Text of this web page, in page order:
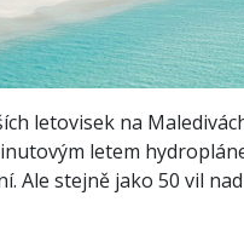
letovisek na
letem
Ale stejně jako 50 vil